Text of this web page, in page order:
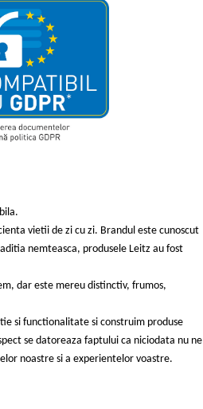
vietii de zi cu zi. Brandul este cunoscut
nemteasca, produsele Leitz au fost
dar este mereu distinctiv, frumos,
si functionalitate si construim produse
se datoreaza faptului ca niciodata nu ne
noastre si a experientelor voastre.